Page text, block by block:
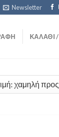
Newsletter
ΚΑΛΆΘΙ /